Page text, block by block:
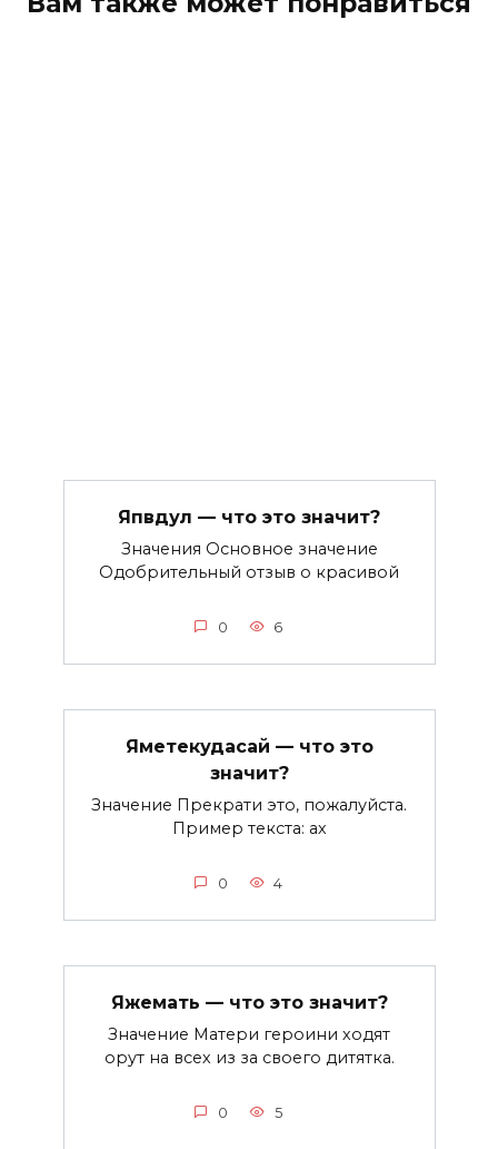
Япвдул — что это значит?
Значения Основное значение
Одобрительный отзыв о красивой
0 6
Яметекудасай — что это
значит?
Значение Прекрати это, пожалуйста.
Пример текста: ах
0 4
Яжемать — что это значит?
Значение Матери героини ходят
орут на всех из за своего дитятка.
0 5